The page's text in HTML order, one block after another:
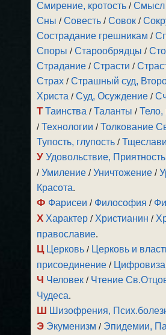
Смирение, кротость /Смысл
Сны /Совесть /Совок /
Сострадание грешникам /
Споры /Старообрядцы /
Страдание /Страсти /
Страх /Страшный суд,
Христа /Суд, Осуждение /
Т Таинства /Таланты /Тело,
/Технологии /Толкование
Тупость, глупость /
У Удовольствие, Приятность
/Умиление /Уничтожение /
Красота.
Ф Фарисеи / Философия /
Х Характер / Христианин /
православие.
Ц Церковь / Церковь и
присоединение /
Ч Человек / Чтение
Чудеса.
Ш Шизофрения,
Э Экуменизм / Эпидемии,